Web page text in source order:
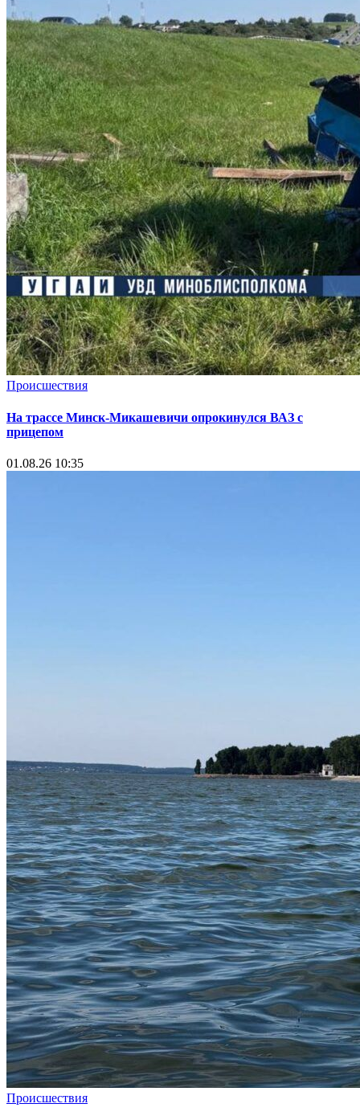
Происшествия
На трассе Минск-Микашевичи опрокинулся ВАЗ с
прицепом
01.08.26 10:35
Происшествия